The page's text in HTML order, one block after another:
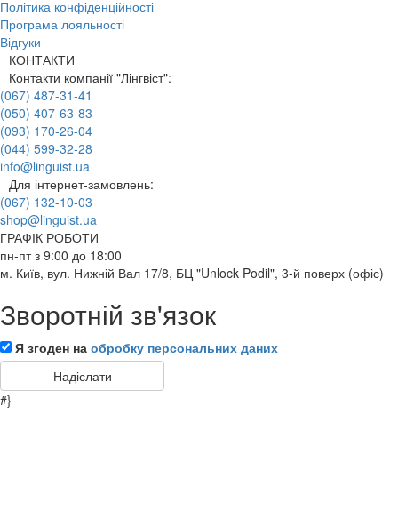
Політика конфіденційності
Програма лояльності
Відгуки
КОНТАКТИ
Контакти компанії "Лінгвіст":
(067) 487-31-41
(050) 407-63-83
(093) 170-26-04
(044) 599-32-28
info@linguist.ua
Для інтернет-замовлень:
(067) 132-10-03
shop@linguist.ua
ГРАФІК РОБОТИ
пн-пт з 9:00 до 18:00
м. Київ, вул. Нижній Вал 17/8, БЦ "Unlock Podil", 3-й поверх (офіс)
Зворотній зв'язок
Я згоден на обробку персональних даних
#}